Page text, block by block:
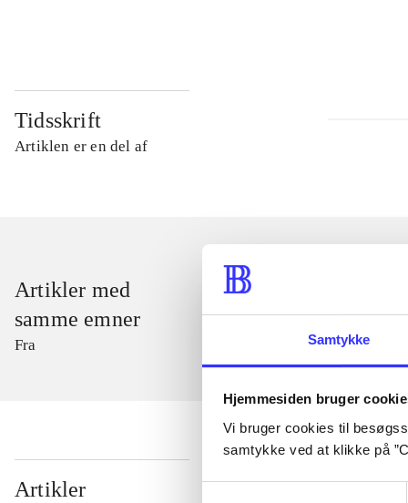
Samtykke
Hjemmesiden bruger
Vi bruger cookies til
samtykke ved at klikke på
Tidsskrift
Artiklen er en del af
Artikler med
samme emner
Fra
Artikler